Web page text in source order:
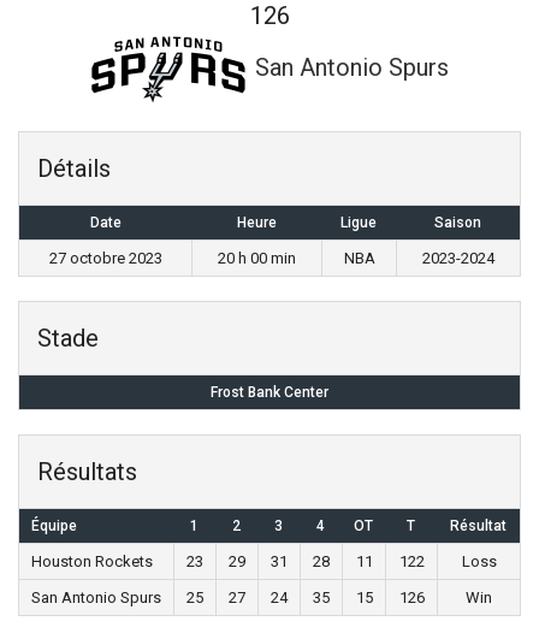
126
San Antonio Spurs
Détails
Date Heure Ligue Saison
27 octobre 2023 20 h 00 min NBA 2023-2024
Stade
Frost Bank Center
Résultats
Équipe 1 2 3 4 OT T Résultat
Houston Rockets 23 29 31 28 11 122
Loss
San Antonio Spurs
25 27 24 35 15 126 Win